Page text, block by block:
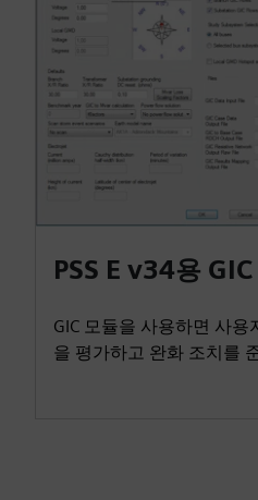
PSS E v34용
GIC 모듈을 사용하면 사
을 평가하고 완화 조치를